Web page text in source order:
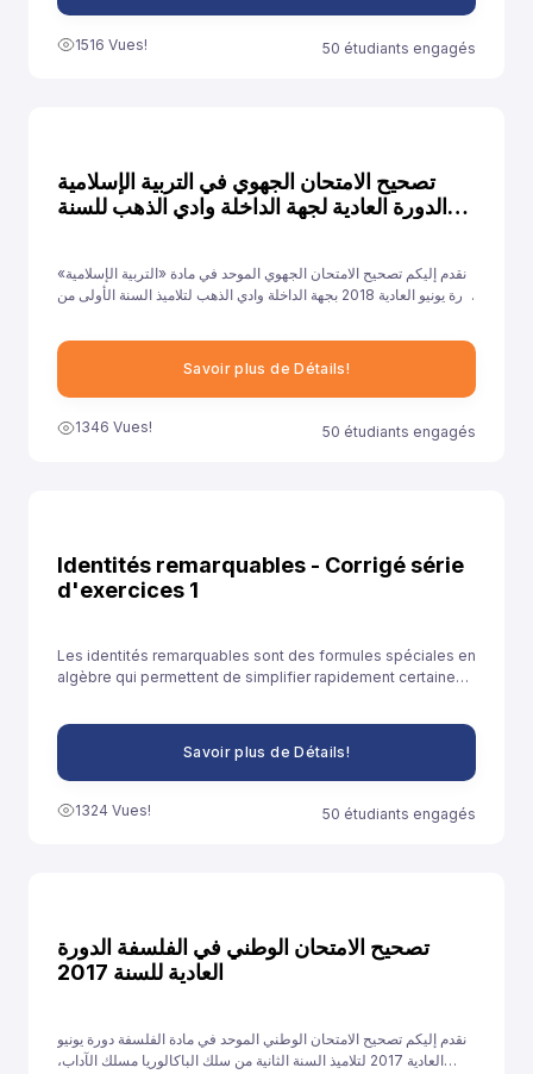
1516 Vues! 50 étudiants engagés
تصحيح الامتحان الجهوي في التربية الإسلامية
الدورة العادية لجهة الداخلة وادي الذهب للسنة
نقدم إليكم تصحيح الامتحان الجهوي الموحد في مادة «التربية الإسلامية»
دورة يونيو العادية 2018 بجهة الداخلة وادي الذهب لتلاميذ السنة الأولى من
توفيرنا لهذا النموذج إلى مساعدة تلاميذ على الاستعداد الجيد لخوض غمار
Savoir plus de Détails!
1346 Vues! 50 étudiants engagés
Identités remarquables - Corrigé série
d'exercices 1
Les identités remarquables sont des formules spéciales en
algèbre qui permettent de simplifier rapidement certaines
des expressions ou résoudre des équations plus
facilement.
Savoir plus de Détails!
1324 Vues! 50 étudiants engagés
تصحيح الامتحان الوطني في الفلسفة الدورة
العادية للسنة 2017
نقدم إليكم تصحيح الامتحان الوطني الموحد في مادة الفلسفة دورة يونيو
العادية 2017 لتلاميذ السنة الثانية من سلك الباكالوريا مسلك الآداب،